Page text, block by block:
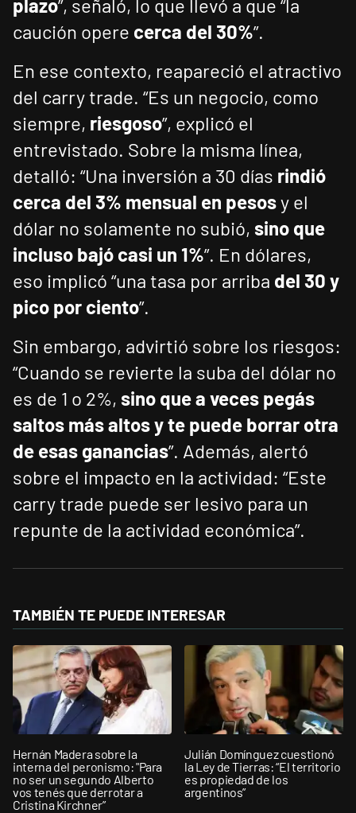
plazo”, señaló, lo que llevó a que “la
caución opere cerca del 30%”.
En ese contexto, reapareció el atractivo
del carry trade. “Es un negocio, como
siempre, riesgoso”, explicó el
entrevistado. Sobre la misma línea,
detalló: “Una inversión a 30 días rindió
cerca del 3% mensual en pesosy el
dólar no solamente no subió, sino que
incluso bajó casi un 1%”. En dólares,
eso implicó “una tasa por arriba del 30 y
pico por ciento”.
Sin embargo, advirtió sobre los riesgos:
“Cuando se revierte la suba del dólar no
es de 1 o 2%, sino que a veces pegás
saltos más altos y te puede borrar otra
de esas ganancias”. Además, alertó
sobre el impacto en la actividad: “Este
carry trade puede ser lesivo para un
repunte de la actividad económica”.
TAMBIÉN TE PUEDE INTERESAR
Hernán Madera sobre la
interna del peronismo: "Para
no ser un segundo Alberto
vos tenés que derrotar a
Cristina Kirchner”
Julián Domínguez cuestionó
la Ley de Tierras: “El territorio
es propiedad de los
argentinos”